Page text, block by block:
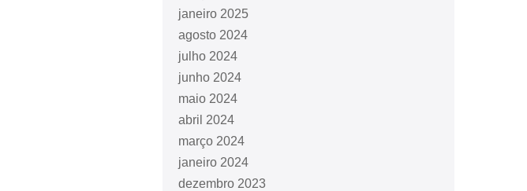
janeiro 2025
agosto 2024
julho 2024
junho 2024
maio 2024
abril 2024
março 2024
janeiro 2024
dezembro 2023